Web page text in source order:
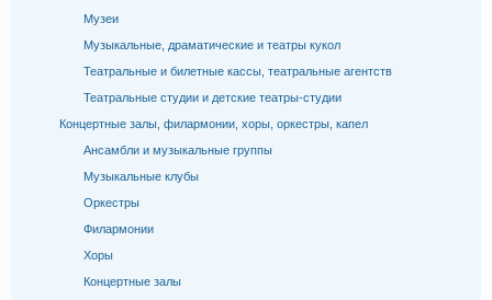
Музеи
Музыкальные, драматические и театры кукол
Театральные и билетные кассы, театральные агентств
Театральные студии и детские театры-студии
Концертные залы, филармонии, хоры, оркестры, капел
Ансамбли и музыкальные группы
Музыкальные клубы
Оркестры
Филармонии
Хоры
Концертные залы